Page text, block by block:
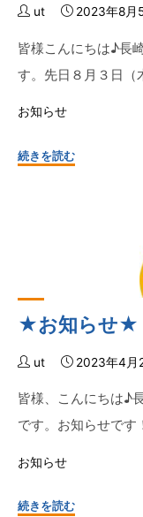
催
定！
☆"
ut 2023年8月
皆様こんにちは♪長
す。先日８月３日
お知らせ
続きを読む"★
市
の
み
が
★お知らせ★
ut 2023年4月
皆様、こんにちは♪
です。お知らせで
お知らせ
続きを読む"★